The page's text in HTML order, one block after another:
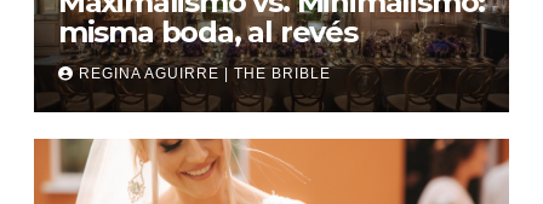
misma boda, al revés
REGINA AGUIRRE | THE BRIBLE